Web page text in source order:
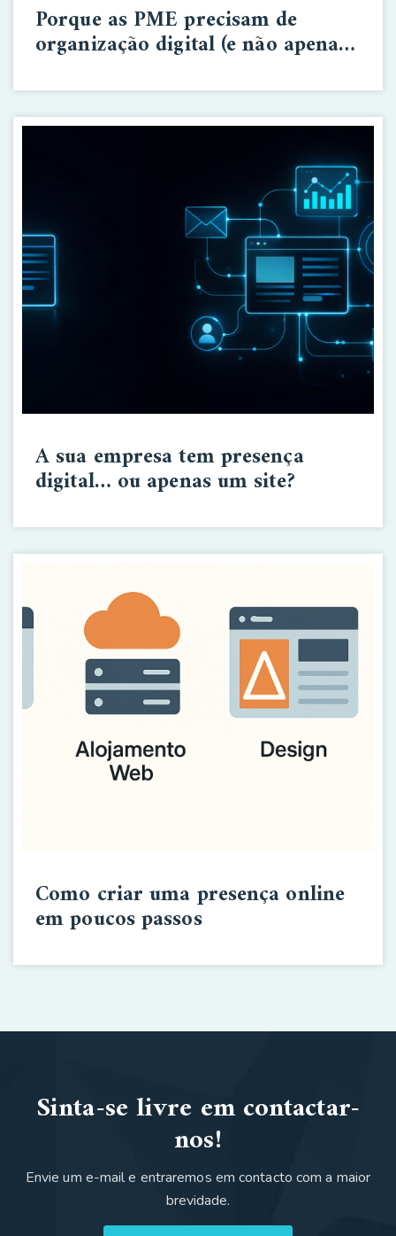
Porque as PME precisam de
organização digital (e não apenas
A sua empresa tem presença
digital… ou apenas um site?
Como criar uma presença online
em poucos passos
Sinta-se livre em contactar-
nos!
Envie um e-mail e entraremos em contacto com a maior
brevidade.